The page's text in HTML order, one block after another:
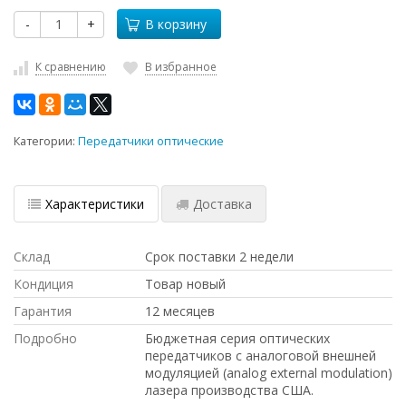
- + В корзину
К сравнению В избранное
Категории: Передатчики оптические
Характеристики Доставка
Склад
Срок поставки 2 недели
Кондиция
Товар новый
Гарантия
12 месяцев
Подробно
Бюджетная серия оптических
передатчиков с аналоговой внешней
модуляцией (analog external modulation)
лазера производства США.